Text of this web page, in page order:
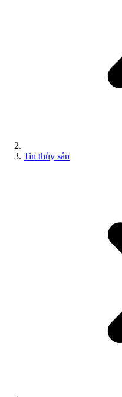
Tin thủy sản